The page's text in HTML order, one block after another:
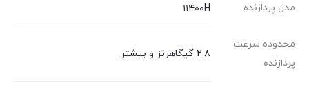
مدل پردازنده ۱۱۴۰۰H
محدوده سرعت
پردازنده
۲.۸ گیگاهرتز و بیشتر